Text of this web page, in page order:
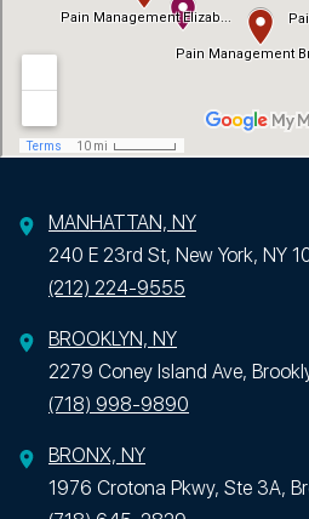
MANHATTAN, NY
240 E 23rd St, New York, NY
(212) 224-9555
BROOKLYN, NY
2279 Coney Island Ave,
(718) 998-9890
BRONX, NY
1976 Crotona Pkwy, Ste 3A,